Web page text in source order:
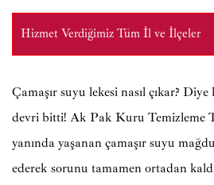
Hizmet Verdiğimiz Tüm İl ve İlçeler
Çamaşır suyu lekesi nasıl çıkar?
devri bitti! Ak Pak Kuru Temizleme
yanında yaşanan çamaşır suyu
ederek sorunu tamamen ortadan